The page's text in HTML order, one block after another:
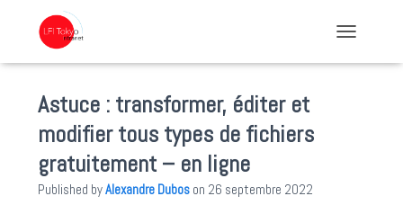
Astuce : transformer, éditer et
modifier tous types de fichiers
gratuitement – en ligne
Published byAlexandre Dubos on 26 septembre 2022